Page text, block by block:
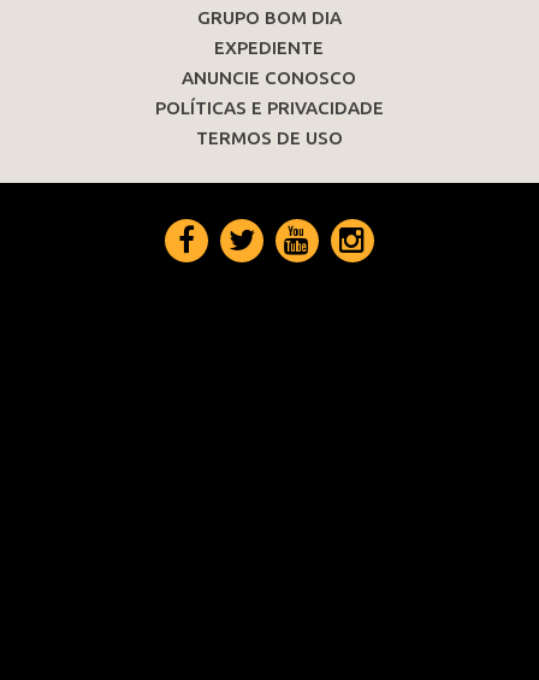
GRUPO BOM DIA
EXPEDIENTE
ANUNCIE CONOSCO
POLÍTICAS E PRIVACIDADE
TERMOS DE USO